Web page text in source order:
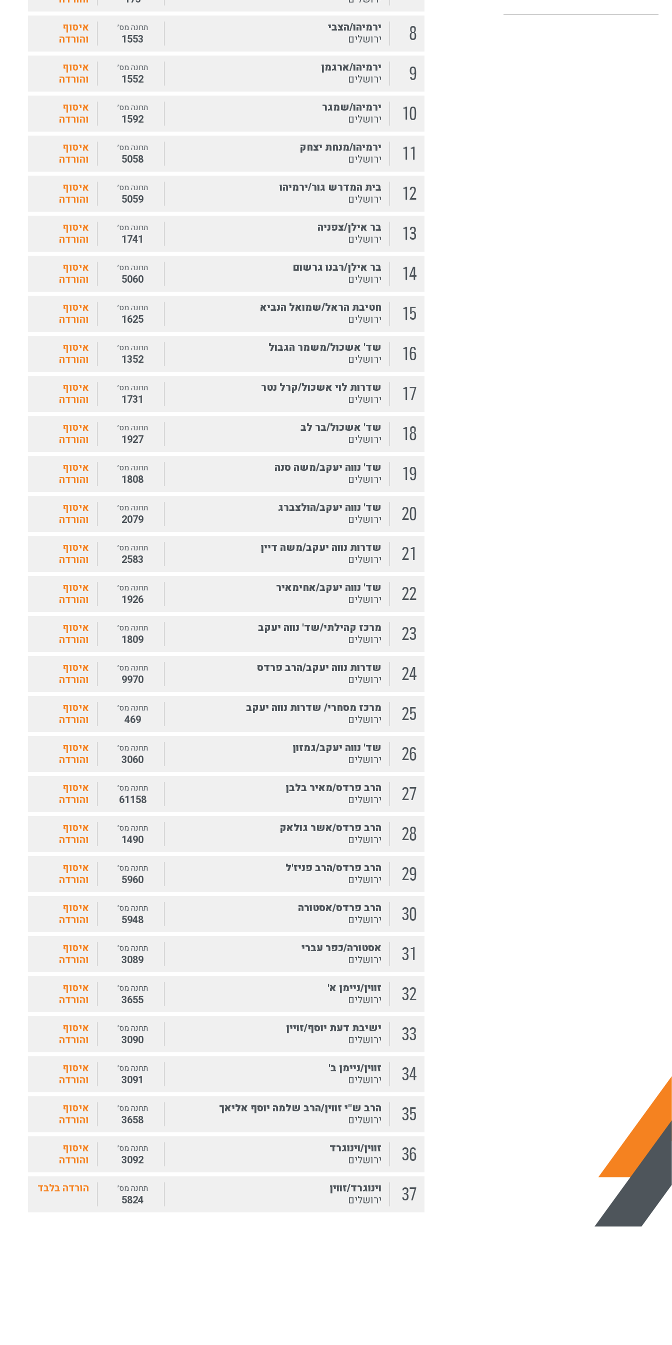
8
ירמיהו/הצבי
ירושלים
תחנה מס׳
1553
איסוף
והורדה
9
ירמיהו/ארגמן
ירושלים
תחנה מס׳
1552
איסוף
והורדה
10
ירמיהו/שמגר
ירושלים
תחנה מס׳
1592
איסוף
והורדה
11
ירמיהו/מנחת יצחק
ירושלים
תחנה מס׳
5058
איסוף
והורדה
12
בית המדרש גור/ירמיהו
ירושלים
תחנה מס׳
5059
איסוף
והורדה
13
בר אילן/צפניה
ירושלים
תחנה מס׳
1741
איסוף
והורדה
14
בר אילן/רבנו גרשום
ירושלים
תחנה מס׳
5060
איסוף
והורדה
15
חטיבת הראל/שמואל הנביא
ירושלים
תחנה מס׳
1625
איסוף
והורדה
16
שד' אשכול/משמר הגבול
ירושלים
תחנה מס׳
1352
איסוף
והורדה
17
שדרות לוי אשכול/קרל נטר
ירושלים
תחנה מס׳
1731
איסוף
והורדה
18
שד' אשכול/בר לב
ירושלים
תחנה מס׳
1927
איסוף
והורדה
19
שד' נווה יעקב/משה סנה
ירושלים
תחנה מס׳
1808
איסוף
והורדה
20
שד' נווה יעקב/הולצברג
ירושלים
תחנה מס׳
2079
איסוף
והורדה
21
שדרות נווה יעקב/משה דיין
ירושלים
תחנה מס׳
2583
איסוף
והורדה
22
שד' נווה יעקב/אחימאיר
ירושלים
תחנה מס׳
1926
איסוף
והורדה
23
מרכז קהילתי/שד' נווה יעקב
ירושלים
תחנה מס׳
1809
איסוף
והורדה
24
שדרות נווה יעקב/הרב פרדס
ירושלים
תחנה מס׳
9970
איסוף
והורדה
25
מרכז מסחרי/ שדרות נווה יעקב
ירושלים
תחנה מס׳
469
איסוף
והורדה
26
שד' נווה יעקב/גמזון
ירושלים
תחנה מס׳
3060
איסוף
והורדה
27
הרב פרדס/מאיר בלבן
ירושלים
תחנה מס׳
61158
איסוף
והורדה
28
הרב פרדס/אשר גולאק
ירושלים
תחנה מס׳
1490
איסוף
והורדה
29
הרב פרדס/הרב פניז'ל
ירושלים
תחנה מס׳
5960
איסוף
והורדה
30
הרב פרדס/אסטורה
ירושלים
תחנה מס׳
5948
איסוף
והורדה
31
אסטורה/כפר עברי
ירושלים
תחנה מס׳
3089
איסוף
והורדה
32
זווין/ניימן א'
ירושלים
תחנה מס׳
3655
איסוף
והורדה
33
ישיבת דעת יוסף/זויין
ירושלים
תחנה מס׳
3090
איסוף
והורדה
34
זווין/ניימן ב'
ירושלים
תחנה מס׳
3091
איסוף
והורדה
35
הרב ש''י זווין/הרב שלמה יוסף אליאך
ירושלים
תחנה מס׳
3658
איסוף
והורדה
36
זווין/וינוגרד
ירושלים
תחנה מס׳
3092
איסוף
והורדה
37
וינוגרד/זווין
ירושלים
תחנה מס׳
5824
הורדה בלבד